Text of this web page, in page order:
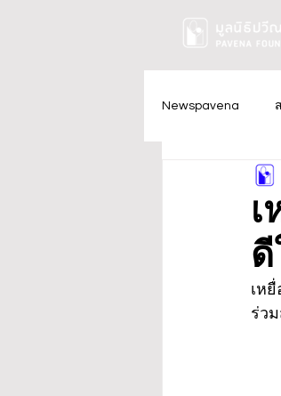
Newspavena
เห
ร่ว